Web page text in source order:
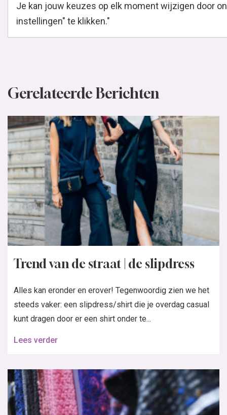
Je kan jouw keuzes op elk moment wijzigen door
instellingen" te klikken."
Gerelateerde Berichten
Trend van de straat | de slipdress
Alles kan eronder en erover! Tegenwoordig zien we het
steeds vaker: een slipdress/shirt die je overdag casual
kunt dragen door er een shirt onder te...
Lees verder